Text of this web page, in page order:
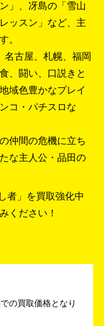
」、冴島の「雪山
ッスン」など、主
。
名古屋、札幌、福岡
、闘い、口説きと
域色豊かなプレイ
コ・パチスロな
仲間の危機に立ち
な主人公・品田の
者」を買取強化中
ください！
の買取価格となり